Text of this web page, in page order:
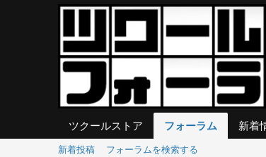
ツクールストア フォーラム 新着
新着投稿
フォーラムを検索する